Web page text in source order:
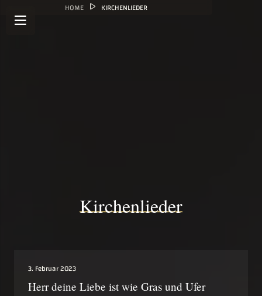
HOME KIRCHENLIEDER
Kirchenlieder
3. Februar 2023
Herr deine Liebe ist wie Gras und Ufer